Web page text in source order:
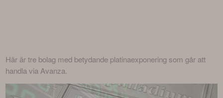
Här är tre bolag med betydande platinaexponering som går att
handla via Avanza.